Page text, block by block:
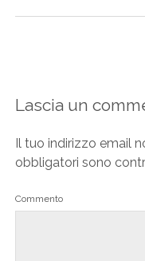
Lascia un
Il tuo indirizzo email
obbligatori sono
Commento